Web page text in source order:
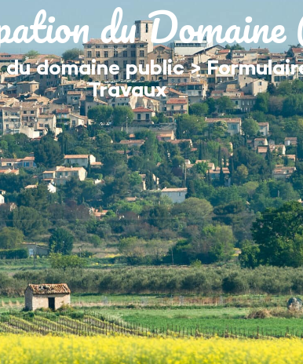
DÉCOUVRIR ÉGUILLES
du
domaine public>
Travaux